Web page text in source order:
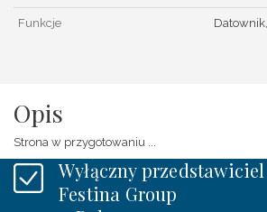
Funkcje
Opis
Strona w przygotowaniu ...
Wyłączny przedstawiciel
Festina Group